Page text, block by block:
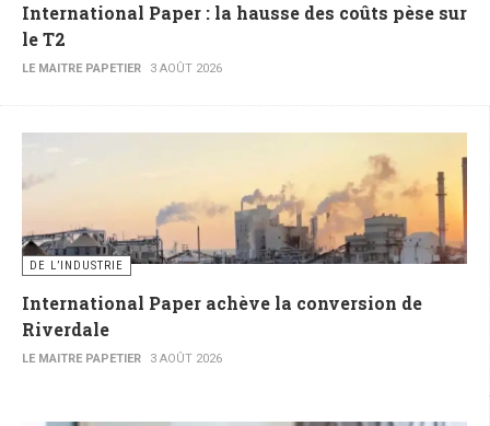
International Paper : la hausse des coûts pèse sur
le T2
LE MAITRE PAPETIER 3 AOÛT 2026
DE L’INDUSTRIE
International Paper achève la conversion de
Riverdale
LE MAITRE PAPETIER 3 AOÛT 2026